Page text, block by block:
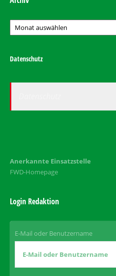
Archiv
Datenschutz
Anerkannte Einsatzstelle
FWD-Homepage
Login Redaktion
E-Mail oder Benutzername